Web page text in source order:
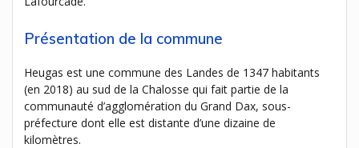
Présentation de la commune
Heugas est une commune des Landes de 1347 habitants
(en 2018) au sud de la Chalosse qui fait partie de la
communauté d’agglomération du Grand Dax, sous-
préfecture dont elle est distante d’une dizaine de
kilomètres.